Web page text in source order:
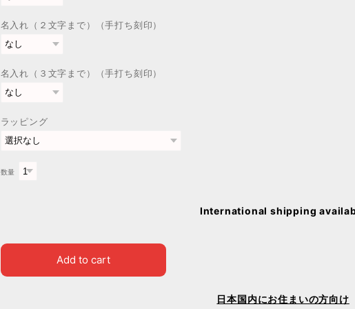
名入れ（２文字まで）（手打ち刻印）
名入れ（３文字まで）（手打ち刻印）
ラッピング
数量
International shipping
Add to cart
日本国内にお住まいの方向け